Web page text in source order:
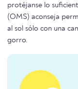
protéjanse lo
(OMS) aconseja
al sol sólo con una
gorro.